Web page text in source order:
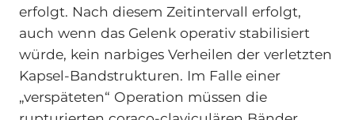
erfolgt. Nach diesem Zeitintervall erfolgt,
auch wenn das Gelenk operativ stabilisiert
würde, kein narbiges Verheilen der verletzten
Kapsel-Bandstrukturen. Im Falle einer
„verspäteten“ Operation müssen die